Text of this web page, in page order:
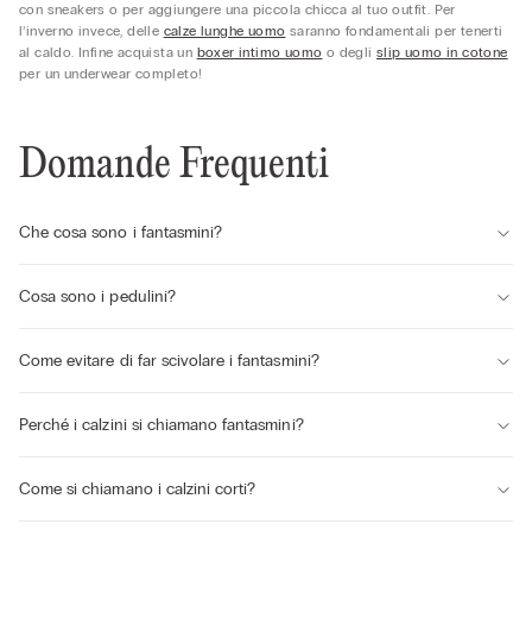
con sneakers o per aggiungere una piccola chicca al tuo outfit. Per
l’inverno invece, delle calze lunghe uomo saranno fondamentali per tenerti
al caldo. Infine acquista un boxer intimo uomo o deglislip uomo in cotone
per un underwear completo!
Domande Frequenti
Che cosa sono i fantasmini?
Cosa sono i pedulini?
Come evitare di far scivolare i fantasmini?
Perché i calzini si chiamano fantasmini?
Come si chiamano i calzini corti?